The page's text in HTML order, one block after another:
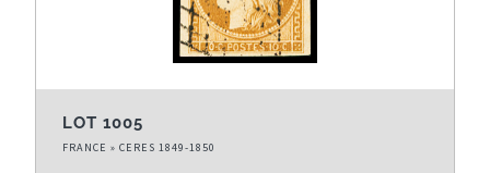
LOT 1005
FRANCE » CERES 1849-1850